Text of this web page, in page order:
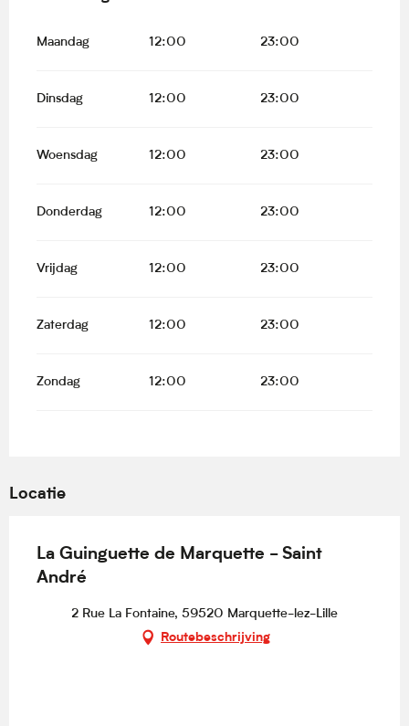
Maandag 12:00 23:00
Dinsdag 12:00 23:00
Woensdag 12:00 23:00
Donderdag 12:00 23:00
Vrijdag 12:00 23:00
Zaterdag 12:00 23:00
Zondag 12:00 23:00
Locatie
La Guinguette de Marquette - Saint
André
2 Rue La Fontaine, 59520 Marquette-lez-Lille
Routebeschrijving